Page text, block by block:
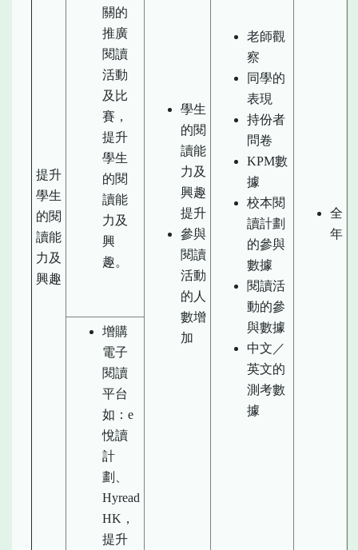
提升
學生
的閱
讀能
力及
興趣
關的
推廣
閱讀
活動
及比
賽，
提升
學生
的閱
讀能
力及
興
趣。
學生
的閱
讀能
力及
興趣
提升
參與
閱讀
活動
的人
數增
加
老師觀
察
同學的
表現
持份者
問卷
KPM數
據
校本閱
讀計劃
的參與
數據
閱讀活
動的參
與數據
中文／
英文的
測考數
據
全
年
增購
電子
閱讀
平台
如：e
悅讀
計
劃、
Hyread
HK，
提升